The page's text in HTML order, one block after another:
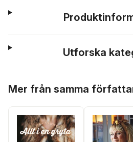
Utforska
Mer från samma